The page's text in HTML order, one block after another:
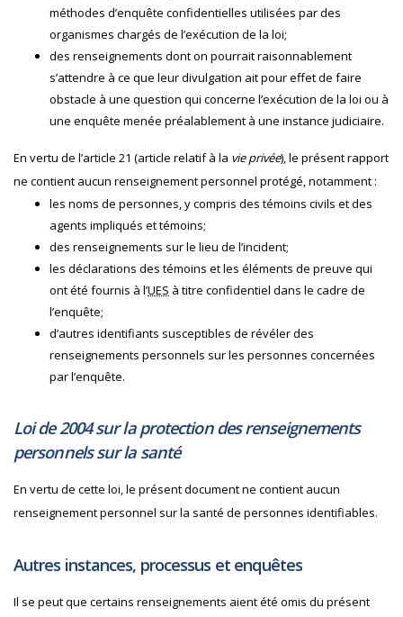
méthodes d’enquête confidentielles utilisées par des
organismes chargés de l’exécution de la loi;
des renseignements dont on pourrait raisonnablement
s’attendre à ce que leur divulgation ait pour effet de faire
obstacle à une question qui concerne l’exécution de la loi ou à
une enquête menée préalablement à une instance judiciaire.
En vertu de l’article 21 (article relatif à la vie privée), le présent rapport
ne contient aucun renseignement personnel protégé, notamment :
les noms de personnes, y compris des témoins civils et des
agents impliqués et témoins;
des renseignements sur le lieu de l’incident;
les déclarations des témoins et les éléments de preuve qui
ont été fournis à l’UES à titre confidentiel dans le cadre de
l’enquête;
d’autres identifiants susceptibles de révéler des
renseignements personnels sur les personnes concernées
par l’enquête.
Loi de 2004 sur la protection des renseignements
personnels sur la santé
En vertu de cette loi, le présent document ne contient aucun
renseignement personnel sur la santé de personnes identifiables.
Autres instances, processus et enquêtes
Il se peut que certains renseignements aient été omis du présent